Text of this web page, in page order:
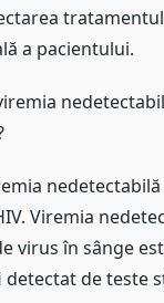
a pacientului.
Viremia
virus în sânge
de teste